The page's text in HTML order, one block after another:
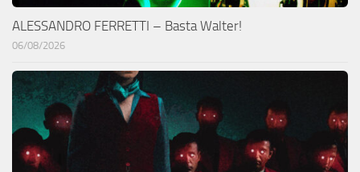
ALESSANDRO FERRETTI – Basta Walter!
06/08/2026